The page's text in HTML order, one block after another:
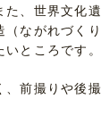
た、世界文化
（ながれづく
ところです。
、前撮りや後